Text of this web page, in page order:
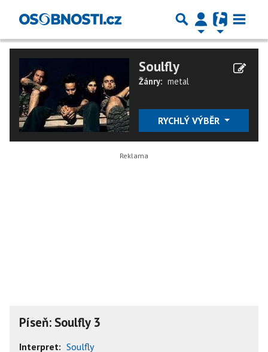
Soulfly
Žánry: metal
RYCHLÝ VÝBĚR
Píseň: Soulfly 3
Interpret: Soulfly